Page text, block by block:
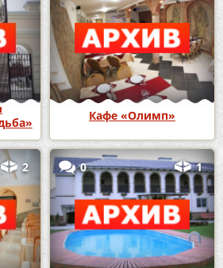
Кафе «Олимп»
2 0 1